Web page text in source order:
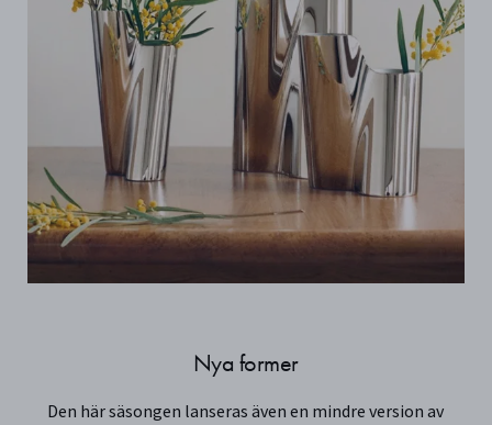
Nya former
Den här säsongen lanseras även en mindre version av